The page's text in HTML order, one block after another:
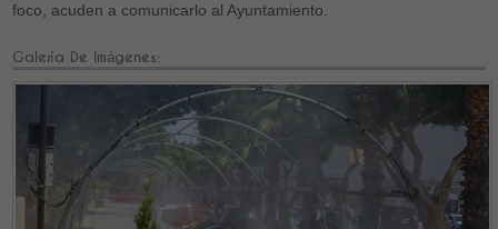
foco, acuden a comunicarlo al Ayuntamiento.
Galería De Imágenes: